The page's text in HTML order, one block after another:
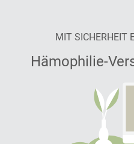
MIT SICHERHEIT
Hämophilie-